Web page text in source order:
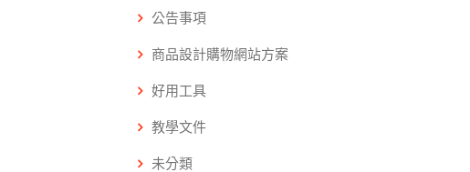
公告事項
商品設計購物網站方案
好用工具
教學文件
未分類